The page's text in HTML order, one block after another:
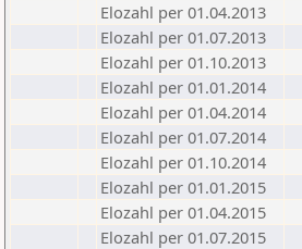
Elozahl per 01.04.2013
Elozahl per 01.07.2013
Elozahl per 01.10.2013
Elozahl per 01.01.2014
Elozahl per 01.04.2014
Elozahl per 01.07.2014
Elozahl per 01.10.2014
Elozahl per 01.01.2015
Elozahl per 01.04.2015
Elozahl per 01.07.2015